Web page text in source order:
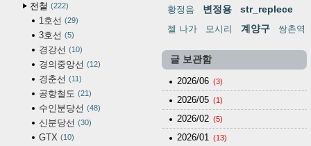
전철 222
1호선 29
3호선 5
경강선 10
경의중앙선 12
경춘선 11
공항철도 21
수인분당선 48
신분당선 30
GTX 10
황정음 변정용 str_replece
젤 나가 모시리 계양구 쌍촌역
글 보관함
2026/06 (3)
2026/05 (1)
2026/02 (5)
2026/01 (13)